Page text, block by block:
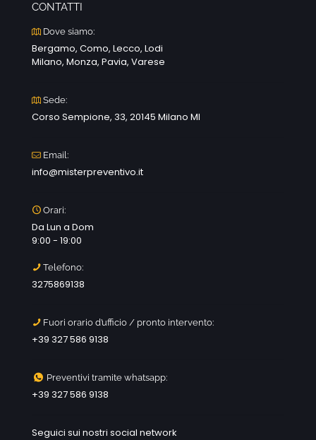
CONTATTI
Dove siamo:
Bergamo, Como, Lecco, Lodi
Milano, Monza, Pavia, Varese
Sede:
Corso Sempione, 33, 20145 Milano MI
Email:
info@misterpreventivo.it
Orari:
Da Lun a Dom
9:00 - 19:00
Telefono:
3275869138
Fuori orario d’ufficio / pronto intervento:
+39 327 586 9138
Preventivi tramite whatsapp:
+39 327 586 9138
Seguici sui nostri social network